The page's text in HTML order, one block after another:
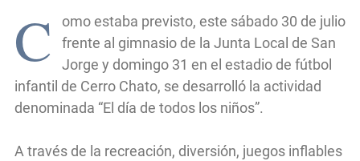
C
omo estaba previsto, este sábado 30 de julio
frente al gimnasio de la Junta Local de San
Jorge y domingo 31 en el estadio de fútbol
infantil de Cerro Chato, se desarrolló la actividad
denominada “El día de todos los niños”.
A través de la recreación, diversión, juegos inflables